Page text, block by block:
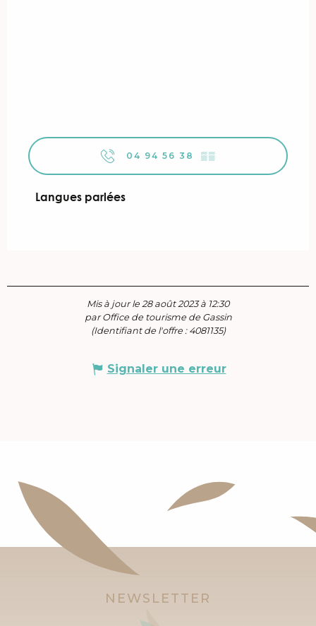
04 94 56 38 ▒▒
Langues parlées
Langues parlées
Mis à jour le 28 août 2023 à 12:30
par Office de tourisme de Gassin
(Identifiant de l'offre : 4081135)
Signaler une erreur
NEWSLETTER